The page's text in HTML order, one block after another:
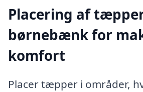
Placering af
børnebænk for
komfort
Placer tæpper i områder,